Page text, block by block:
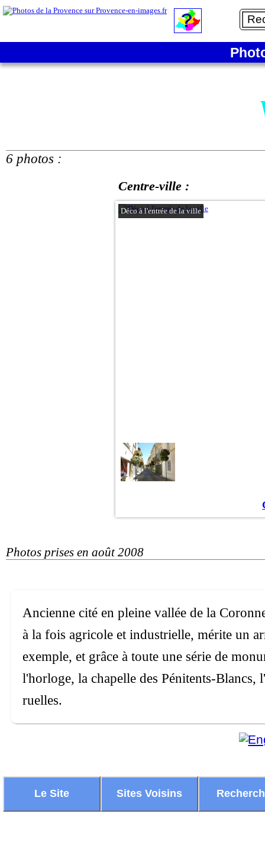
6 photos :
Centre-ville :
Déco à l'entrée de la ville
Photos prises en août 2008
Ancienne cité en pleine vallée de la
à la fois agricole et industrielle, mérite un
exemple, et grâce à toute une série de
l'horloge, la chapelle des Pénitents-Blancs,
ruelles.
Le Site Sites Voisins